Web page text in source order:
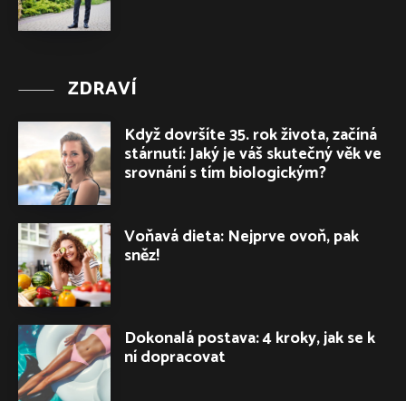
ZDRAVÍ
Když dovršíte 35. rok života, začíná
stárnutí: Jaký je váš skutečný věk ve
srovnání s tím biologickým?
Voňavá dieta: Nejprve ovoň, pak
sněz!
Dokonalá postava: 4 kroky, jak se k
ní dopracovat